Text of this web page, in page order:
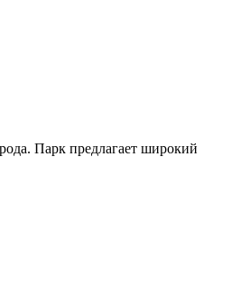
Парк предлагает широкий